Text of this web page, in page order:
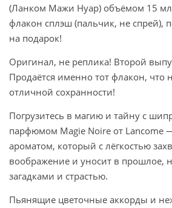
(Ланком Мажи Нуар) объёмом 15 мл
флакон сплэш (пальчик, не спрей),
на подарок!
Оригинал, не реплика! Второй
Продаётся именно тот флакон, что
отличной сохранности!
Погрузитесь в магию и тайну с
парфюмом Magie Noire от Lancome
ароматом, который с лёгкостью
воображение и уносит в прошлое,
загадками и страстью.
Пьянящие цветочные аккорды и